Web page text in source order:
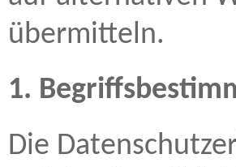
übermitteln.
1.
Die